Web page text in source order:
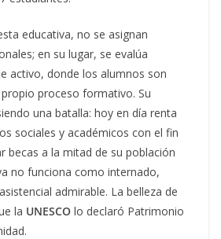
educativa, no se asignan
en su lugar, se evalúa
activo, donde los alumnos son
proceso formativo. Su
una batalla: hoy en día renta
sociales y académicos con el fin
becas a la mitad de su población
no funciona como internado,
admirable. La belleza de
la UNESCO lo declaró Patrimonio